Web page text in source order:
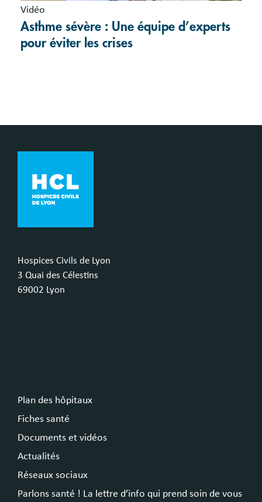
Vidéo
Asthme sévère : Une équipe d’experts
pour éviter les crises
Hospices Civils de Lyon
3 Quai des Célestins
69002 Lyon
Plan des hôpitaux
Fiches santé
Documents et vidéos
Actualités
Réseaux sociaux
Parlons santé ! La lettre d’info qui prend soin de vous